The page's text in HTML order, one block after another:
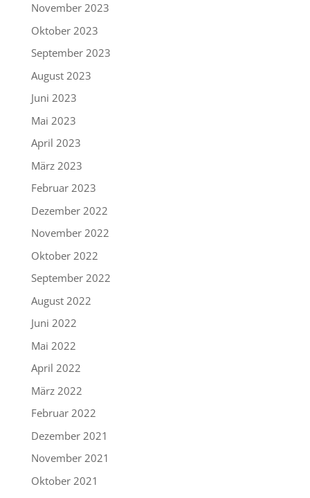
November 2023
Oktober 2023
September 2023
August 2023
Juni 2023
Mai 2023
April 2023
März 2023
Februar 2023
Dezember 2022
November 2022
Oktober 2022
September 2022
August 2022
Juni 2022
Mai 2022
April 2022
März 2022
Februar 2022
Dezember 2021
November 2021
Oktober 2021